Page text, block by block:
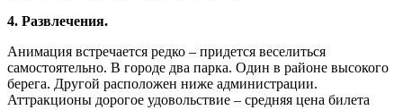
4. Развлечения.
Анимация встречается редко – придется веселиться
самостоятельно. В городе два парка. Один в районе высокого
берега. Другой расположен ниже администрации.
Аттракционы дорогое удовольствие – средняя цена билета